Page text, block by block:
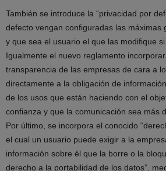
También se introduce la “privacidad por
defecto vengan configuradas las máximas
y que sea el usuario el que las modifique si
Igualmente el nuevo reglamento
transparencia de las empresas de cara a
directamente a la obligación de
de los usos que están haciendo con el
confianza y que la comunicación sea más
Por último, se incorpora el conocido
el cual un usuario puede exigir a la
información sobre él que la borre o la
derecho a la portabilidad de los datos”,